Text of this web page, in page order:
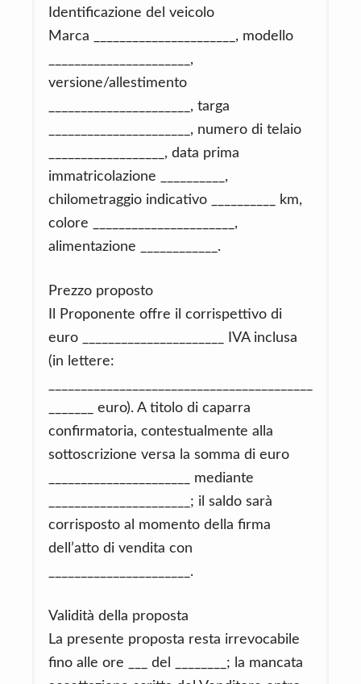
Identificazione del veicolo
Marca ______________________, modello
______________________,
versione/allestimento
______________________, targa
______________________, numero di telaio
__________________, data prima
immatricolazione __________,
chilometraggio indicativo __________ km,
colore ______________________,
alimentazione ____________.
Prezzo proposto
Il Proponente offre il corrispettivo di
euro ______________________ IVA inclusa
(in lettere:
_______ euro). A titolo di caparra
confirmatoria, contestualmente alla
sottoscrizione versa la somma di euro
______________________ mediante
______________________; il saldo sarà
corrisposto al momento della firma
dell’atto di vendita con
______________________.
Validità della proposta
La presente proposta resta irrevocabile
fino alle ore ___ del ________; la mancata